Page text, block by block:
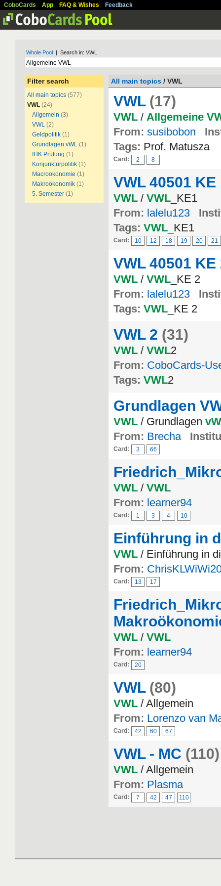
CoboCards App FAQ & Wishes Feedback
Whole Pool | Search in: VWL
Filter search
All main topics (577)
VWL (24)
Allgemein (3)
VWL (2)
Geldpolitik (1)
Grundlagen vWL (1)
IHK Prüfung (1)
Konjunkturpolitik (1)
Macroökonomie (1)
Makroökonomik (1)
5. Semester (1)
All main topics / VWL
VWL (17)
VWL / Allgemeine
From: susibobon
Tags: Prof. Matusza
Card: 2 8
VWL 40501 KE
VWL / VWL _KE1
From: lalelu123
Tags: VWL _KE1
Card: 10 12 18 19 20 21
VWL 40501 KE
VWL / VWL _KE 2
From: lalelu123
Tags: VWL _KE 2
VWL 2 (31)
VWL / VWL2
From: CoboCards-
Tags: VWL2
Grundlagen
VWL / Grundlagen
From: Brecha
Card: 3 66
VWL / VWL
From: learner94
Card: 1 3 4 10
Einführung in
VWL / Einführung in
From:
Card: 13 17
VWL / VWL
From: learner94
Card: 20
VWL (80)
VWL / Allgemein
From: Lorenzo van
Card: 42 60 67
VWL - MC (110)
VWL / Allgemein
From: Plasma
Card: 7 42 47 110